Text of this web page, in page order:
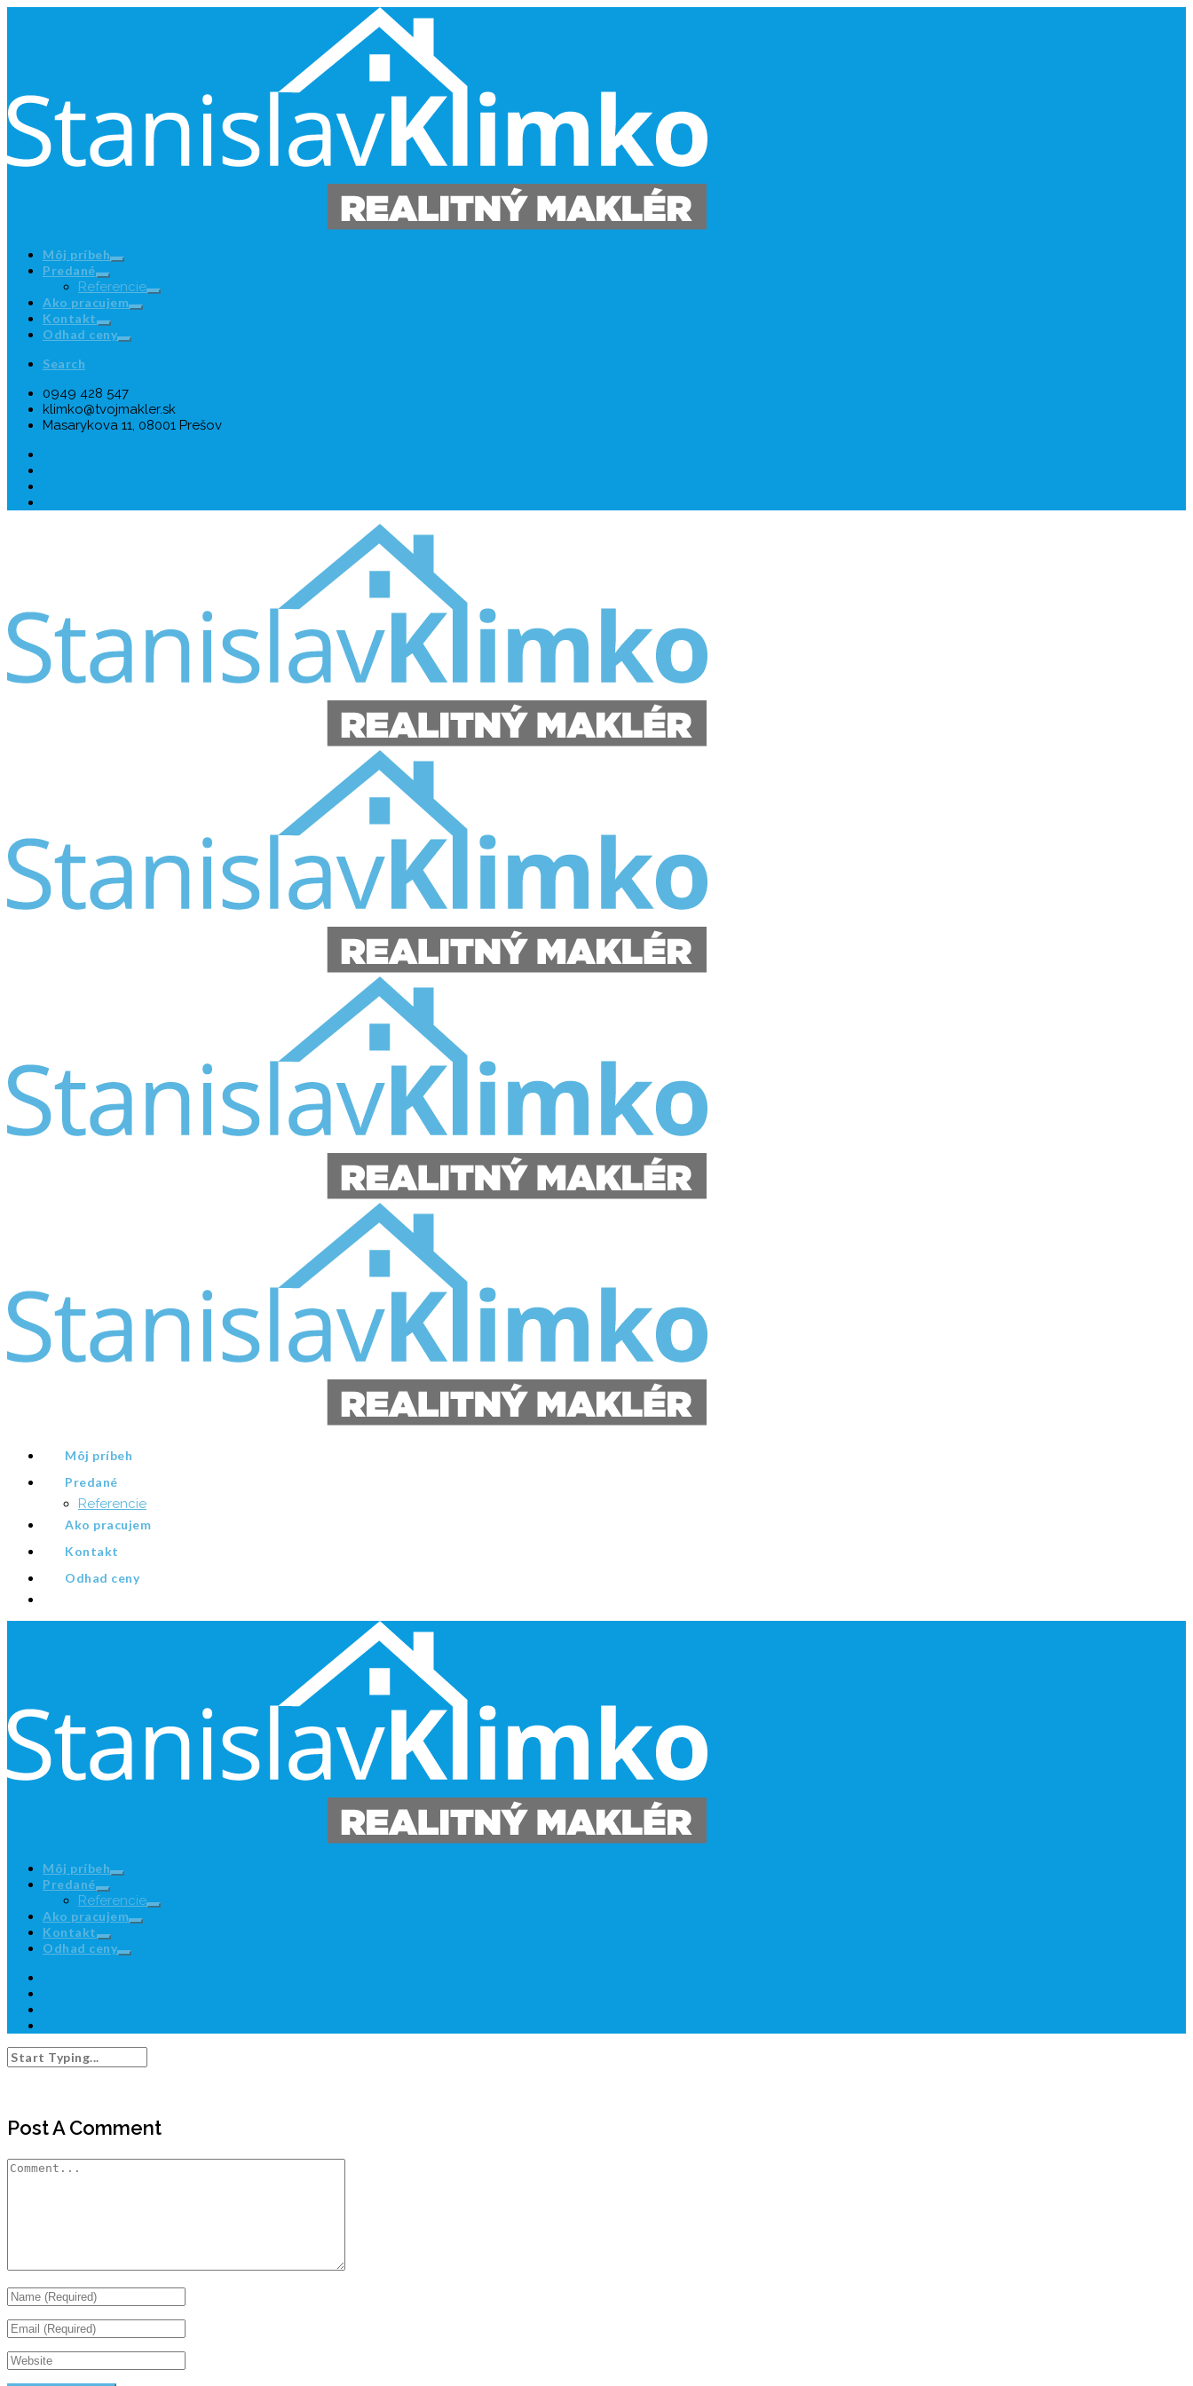
Môj príbeh
Predané
Referencie
Ako pracujem
Kontakt
Odhad ceny
Search
0949 428 547
klimko@tvojmakler.sk
Masarykova 11, 08001 Prešov
Môj príbeh
Predané
Referencie
Ako pracujem
Kontakt
Odhad ceny
Môj príbeh
Predané
Referencie
Ako pracujem
Kontakt
Odhad ceny
Post A Comment